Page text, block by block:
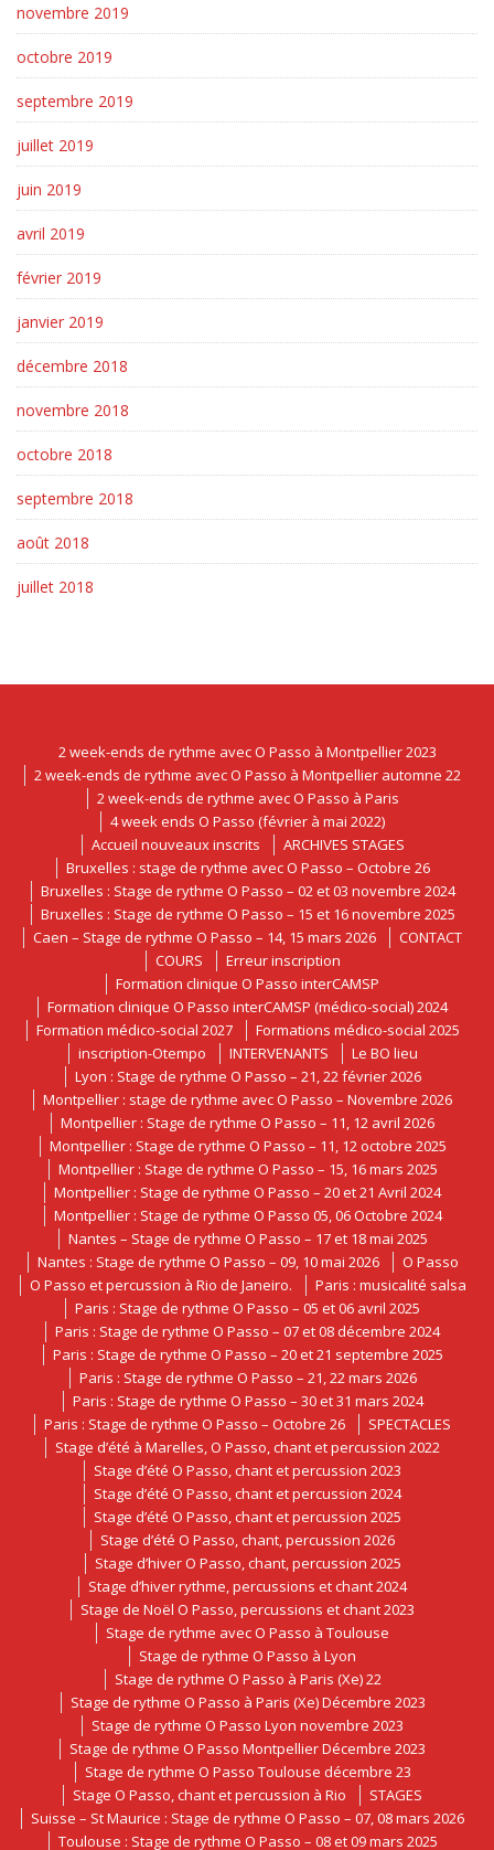
novembre 2019
octobre 2019
septembre 2019
juillet 2019
juin 2019
avril 2019
février 2019
janvier 2019
décembre 2018
novembre 2018
octobre 2018
septembre 2018
août 2018
juillet 2018
2 week-ends de rythme avec O Passo à Montpellier 2023
2 week-ends de rythme avec O Passo à Montpellier automne 22
2 week-ends de rythme avec O Passo à Paris
4 week ends O Passo (février à mai 2022)
Accueil nouveaux inscrits
ARCHIVES STAGES
Bruxelles : stage de rythme avec O Passo – Octobre 26
Bruxelles : Stage de rythme O Passo – 02 et 03 novembre 2024
Bruxelles : Stage de rythme O Passo – 15 et 16 novembre 2025
Caen – Stage de rythme O Passo – 14, 15 mars 2026
CONTACT
COURS
Erreur inscription
Formation clinique O Passo interCAMSP
Formation clinique O Passo interCAMSP (médico-social) 2024
Formation médico-social 2027
Formations médico-social 2025
inscription-Otempo
INTERVENANTS
Le BO lieu
Lyon : Stage de rythme O Passo – 21, 22 février 2026
Montpellier : stage de rythme avec O Passo – Novembre 2026
Montpellier : Stage de rythme O Passo – 11, 12 avril 2026
Montpellier : Stage de rythme O Passo – 11, 12 octobre 2025
Montpellier : Stage de rythme O Passo – 15, 16 mars 2025
Montpellier : Stage de rythme O Passo – 20 et 21 Avril 2024
Montpellier : Stage de rythme O Passo 05, 06 Octobre 2024
Nantes – Stage de rythme O Passo – 17 et 18 mai 2025
Nantes : Stage de rythme O Passo – 09, 10 mai 2026
O Passo
O Passo et percussion à Rio de Janeiro.
Paris : musicalité salsa
Paris : Stage de rythme O Passo – 05 et 06 avril 2025
Paris : Stage de rythme O Passo – 07 et 08 décembre 2024
Paris : Stage de rythme O Passo – 20 et 21 septembre 2025
Paris : Stage de rythme O Passo – 21, 22 mars 2026
Paris : Stage de rythme O Passo – 30 et 31 mars 2024
Paris : Stage de rythme O Passo – Octobre 26
SPECTACLES
Stage d’été à Marelles, O Passo, chant et percussion 2022
Stage d’été O Passo, chant et percussion 2023
Stage d’été O Passo, chant et percussion 2024
Stage d’été O Passo, chant et percussion 2025
Stage d’été O Passo, chant, percussion 2026
Stage d’hiver O Passo, chant, percussion 2025
Stage d’hiver rythme, percussions et chant 2024
Stage de Noël O Passo, percussions et chant 2023
Stage de rythme avec O Passo à Toulouse
Stage de rythme O Passo à Lyon
Stage de rythme O Passo à Paris (Xe) 22
Stage de rythme O Passo à Paris (Xe) Décembre 2023
Stage de rythme O Passo Lyon novembre 2023
Stage de rythme O Passo Montpellier Décembre 2023
Stage de rythme O Passo Toulouse décembre 23
Stage O Passo, chant et percussion à Rio
STAGES
Suisse – St Maurice : Stage de rythme O Passo – 07, 08 mars 2026
Toulouse : Stage de rythme O Passo – 08 et 09 mars 2025